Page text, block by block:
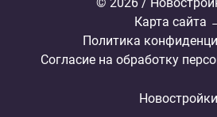
Карта сайта
Политика
Согласие на обработку
Новостройки